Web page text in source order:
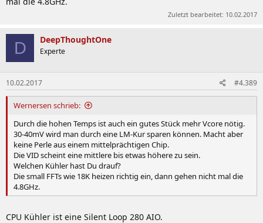
Zuletzt bearbeitet: 10.02.2017
D DeepThoughtOne
Experte
10.02.2017 #4.389
Wernersen schrieb:
Durch die hohen Temps ist auch ein gutes Stück mehr Vcore nötig.
30-40mV wird man durch eine LM-Kur sparen können. Macht aber
keine Perle aus einem mittelprächtigen Chip.
Die VID scheint eine mittlere bis etwas höhere zu sein.
Welchen Kühler hast Du drauf?
Die small FFTs wie 18K heizen richtig ein, dann gehen nicht mal die
4.8GHz.
CPU Kühler ist eine Silent Loop 280 AIO.